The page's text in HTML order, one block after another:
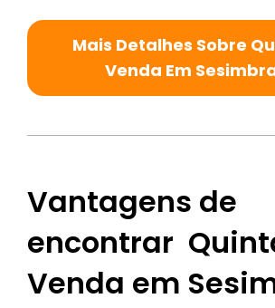
Mais Detalhes Sobre
Venda Em
Vantagens de
encontrar
Venda em